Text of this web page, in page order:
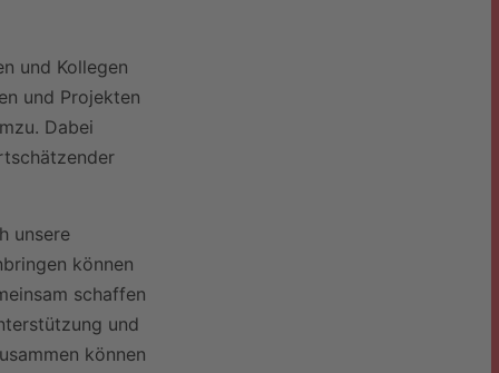
und Kollegen
und Projekten
Dabei
unsere
können
schaffen
und
können